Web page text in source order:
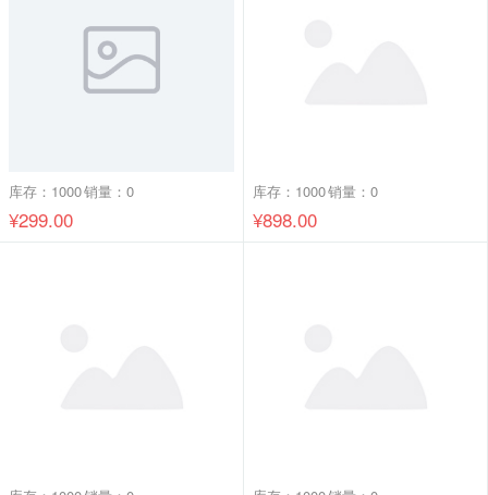
库存：1000销量：0
¥299.00
库存：1000销量：0
¥898.00